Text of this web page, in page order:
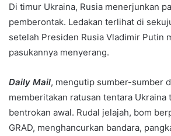
Di timur Ukraina, Rusia menerjunkan
pemberontak. Ledakan terlihat di
setelah Presiden Rusia Vladimir Putin
pasukannya menyerang.
Daily Mail, mengutip sumber-sumber
memberitakan ratusan tentara Ukraina
bentrokan awal. Rudal jelajah, bom
GRAD, menghancurkan bandara,